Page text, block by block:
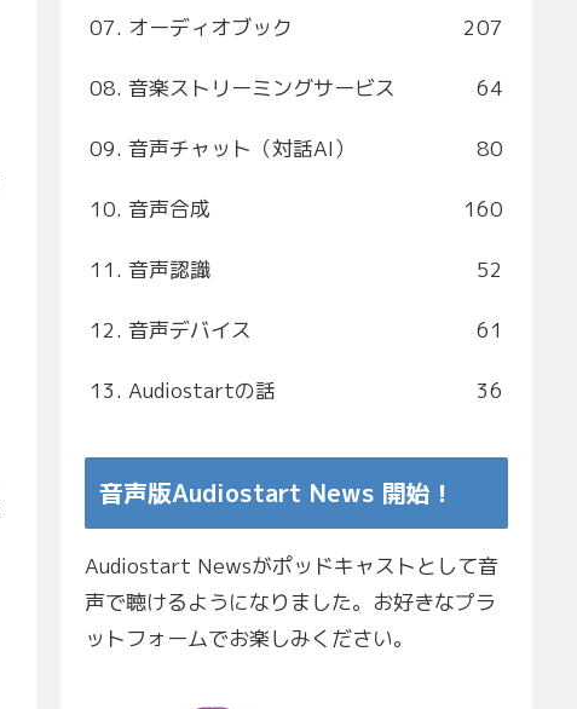
07. オーディオブック 207
08. 音楽ストリーミングサービス 64
09. 音声チャット（対話AI） 80
10. 音声合成 160
11. 音声認識 52
12. 音声デバイス 61
13. Audiostartの話 36
音声版Audiostart News 開始！
Audiostart Newsがポッドキャストとして音
声で聴けるようになりました。お好きなプラ
ットフォームでお楽しみください。